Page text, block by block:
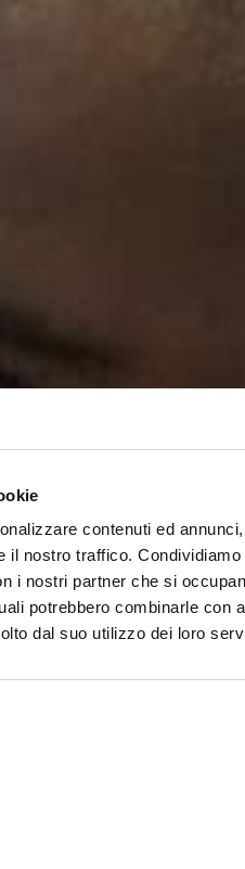
contenuti ed
il nostro traffico.
i nostri partner che si
potrebbero combinarle con
dal suo utilizzo dei loro